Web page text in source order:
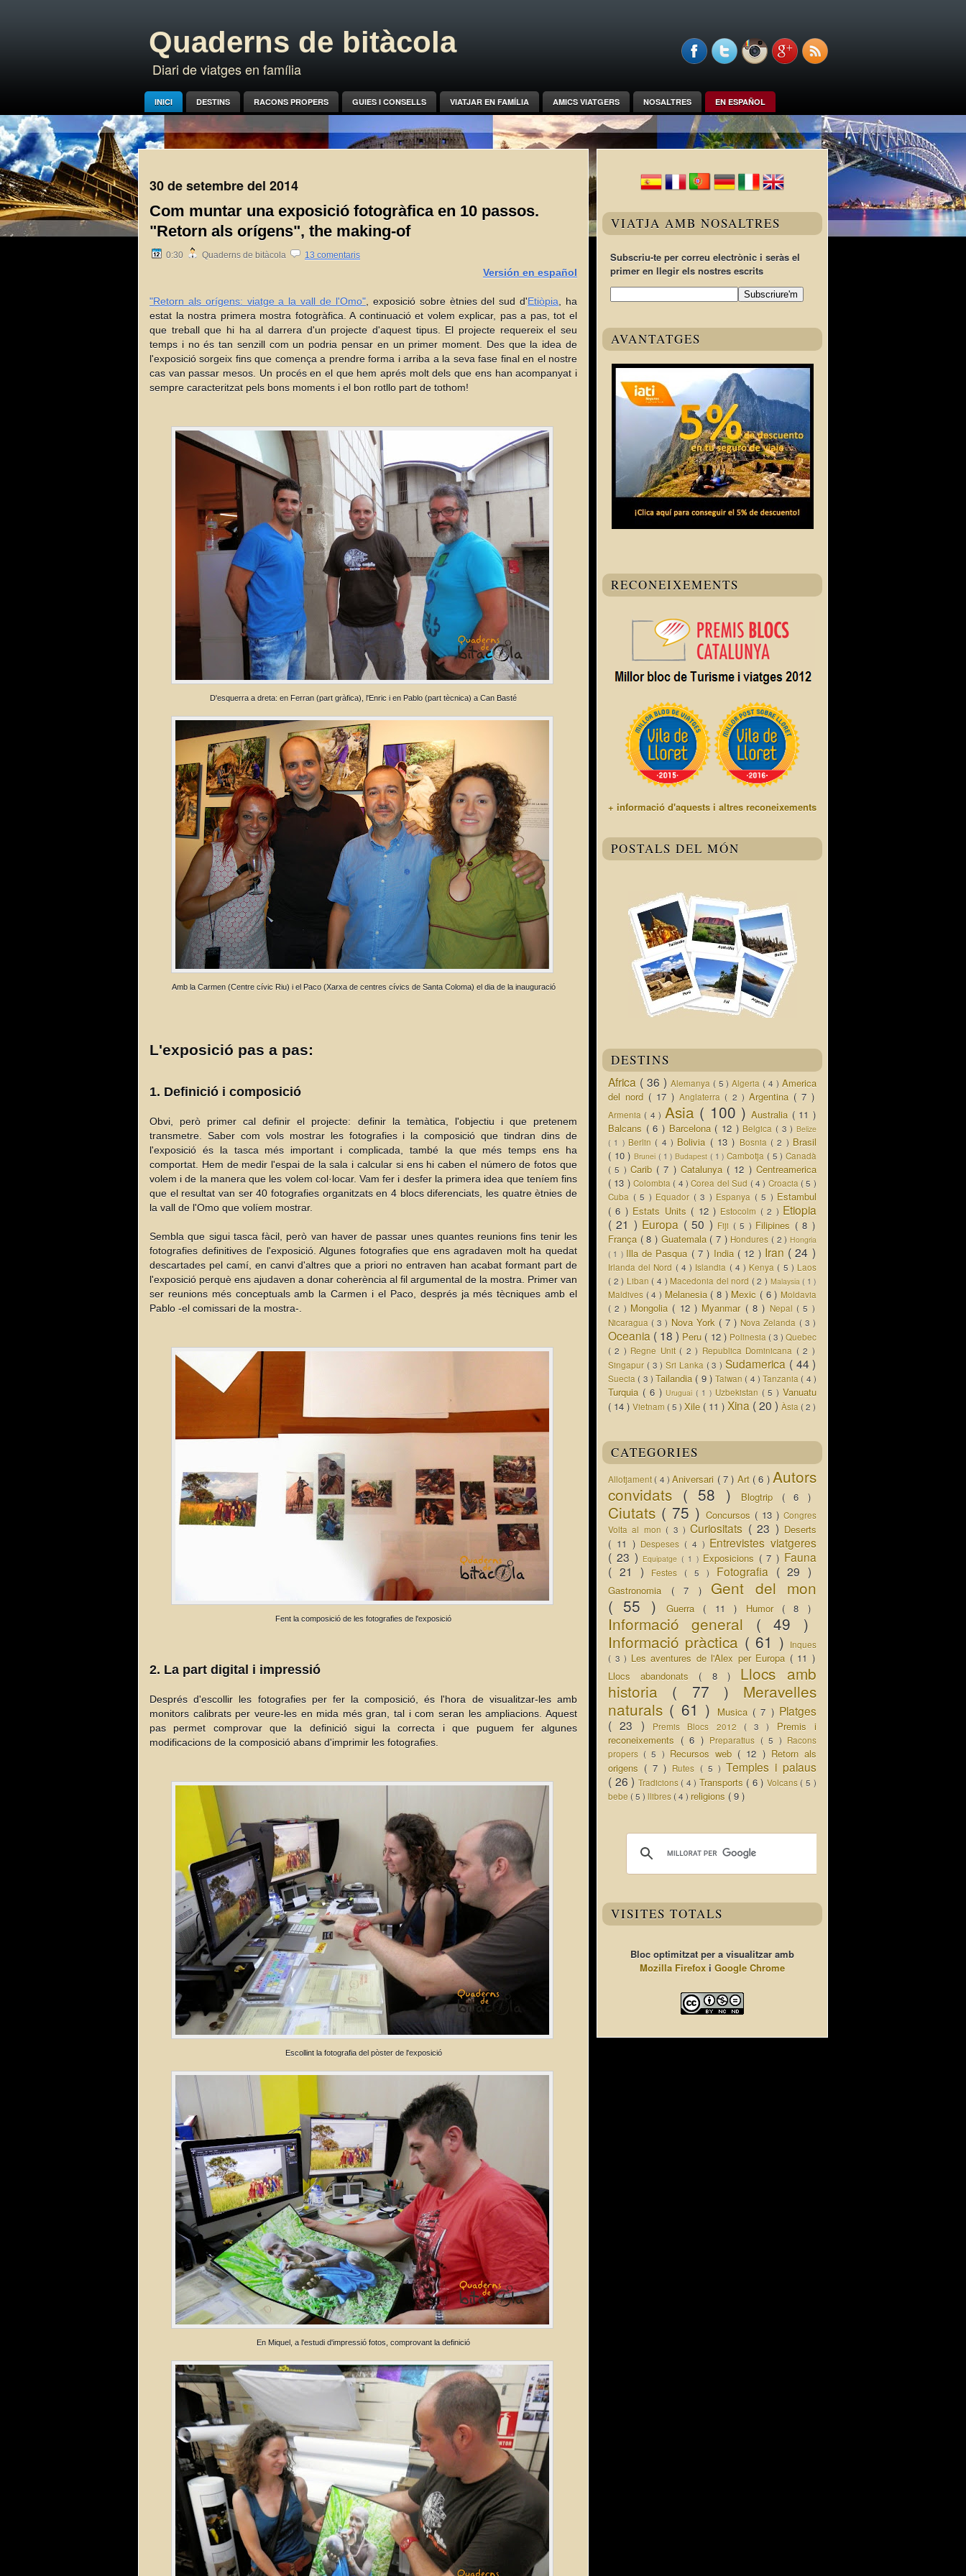
Quaderns de bitàcola
Diari de viatges en família
INICI DESTINS RACONS PROPERS GUIES I CONSELLS VIATJAR EN FAMÍLIA AMICS VIATGERS NOSALTRES EN ESPAÑOL
30 de setembre del 2014
Com muntar una exposició fotogràfica en 10 passos.
"Retorn als orígens", the making-of
0:30 Quaderns de bitàcola 13 comentaris
Versión en español
"Retorn als orígens: viatge a la vall de l'Omo", exposició sobre ètnies del sud d'Etiòpia , ha
estat la nostra primera mostra fotogràfica. A continuació et volem explicar, pas a pas, tot el
que treball que hi ha al darrera d'un projecte d'aquest tipus. El projecte requereix el seu
temps i no és tan senzill com un podria pensar en un primer moment. Des que la idea de
l'exposició sorgeix fins que comença a prendre forma i arriba a la seva fase final en el nostre
cas van passar mesos. Un procés en el que hem aprés molt dels que ens han acompanyat i
sempre caracteritzat pels bons moments i el bon rotllo part de tothom!
D'esquerra a dreta: en Ferran (part gràfica), l'Enric i en Pablo (part tècnica) a Can Basté
Amb la Carmen (Centre cívic Riu) i el Paco (Xarxa de centres cívics de Santa Coloma) el dia de la inauguració
L'exposició pas a pas:
1. Definició i composició
Obvi, però primer cal definir el projecte: definir la temàtica, l'objectiu i que pretenem
transmetre. Saber com vols mostrar les fotografies i la composició que tindran dins de
l'exposició és la tasca més important i complicada, també la que més temps ens ha
comportat. Hem de medir l'espai de la sala i calcular si ens hi caben el número de fotos que
volem i de la manera que les volem col·locar. Vam fer i desfer la primera idea que teníem fins
que el resultat van ser 40 fotografies organitzats en 4 blocs diferenciats, les quatre ètnies de
la vall de l'Omo que volíem mostrar.
Sembla que sigui tasca fàcil, però van haver de passar unes quantes reunions fins tenir les
fotografies definitives de l'exposició. Algunes fotografies que ens agradaven molt ha quedat
descartades pel camí, en canvi d'altres que a priori no entraven han acabat formant part de
l'exposició perquè ens ajudaven a donar coherència al fil argumental de la mostra. Primer van
ser reunions més conceptuals amb la Carmen i el Paco, després ja més tècniques amb el
Pablo -el comissari de la mostra-.
Fent la composició de les fotografies de l'exposició
2. La part digital i impressió
Després d'escollir les fotografies per fer la composició, és l'hora de visualitzar-les amb
monitors calibrats per veure-les en mida més gran, tal i com seran les ampliacions. Aquest
pas permet comprovar que la definició sigui la correcta i que puguem fer algunes
modificacions de la composició abans d'imprimir les fotografies.
Escollint la fotografia del pòster de l'exposició
En Miquel, a l'estudi d'impressió fotos, comprovant la definició
VIATJA AMB NOSALTRES
Subscriu-te per correu electrònic i seràs el
primer en llegir els nostres escrits
AVANTATGES
RECONEIXEMENTS
+ informació d'aquests i altres reconeixements
POSTALS DEL MÓN
DESTINS
Africa ( 36 ) Alemanya ( 5 )Algeria ( 4 )America
del nord ( 17 )Anglaterra ( 2 ) Argentina ( 7 )
Armenia ( 4 ) Asia ( 100 )Australia ( 11 )
Balcans ( 6 ) Barcelona ( 12 ) Belgica ( 3 )Belize
( 1 ) Berlin ( 4 ) Bolivia ( 13 ) Bosnia ( 2 ) Brasil
( 10 )Brunei ( 1 )Budapest ( 1 )Cambotja ( 5 )Canadà
( 5 ) Carib ( 7 ) Catalunya ( 12 )Centreamerica
( 13 )Colombia ( 4 )Corea del Sud ( 4 ) Croacia ( 5 )
Cuba ( 5 ) Equador ( 3 ) Espanya ( 5 ) Estambul
( 6 ) Estats Units ( 12 ) Estocolm ( 2 ) Etiopia
( 21 ) Europa ( 50 ) Fiji ( 5 ) Filipines ( 8 )
França ( 8 ) Guatemala ( 7 ) Hondures ( 2 ) Hongria
( 1 ) Illa de Pasqua ( 7 ) India ( 12 ) Iran ( 24 )
Irlanda del Nord ( 4 ) Islandia ( 4 ) Kenya ( 5 ) Laos
( 2 ) Liban ( 4 ) Macedonia del nord ( 2 ) Malaysia( 1 )
Maldives ( 4 ) Melanesia ( 8 ) Mexic ( 6 ) Moldavia
( 2 ) Mongolia ( 12 ) Myanmar ( 8 ) Nepal ( 5 )
Nicaragua ( 3 ) Nova York ( 7 ) Nova Zelanda ( 3 )
Oceania ( 18 ) Peru ( 12 ) Polinesia ( 3 )Quebec
( 2 ) Regne Unit ( 2 ) Republica Dominicana ( 2 )
Singapur ( 3 )Sri Lanka ( 3 ) Sudamerica ( 44 )
Suecia ( 3 ) Tailandia ( 9 ) Taiwan ( 4 ) Tanzania ( 4 )
Turquia ( 6 ) Uruguai( 1 ) Uzbekistan ( 5 )Vanuatu
( 14 ) Vietnam ( 5 ) Xile ( 11 ) Xina ( 20 ) Àsia ( 2 )
CATEGORIES
Allotjament ( 4 )Aniversari ( 7 ) Art ( 6 )Autors
convidats ( 58 ) Blogtrip ( 6 )
Ciutats ( 75 ) Concursos ( 13 ) Congres
Volta al mon ( 3 )Curiositats ( 23 ) Deserts
( 11 ) Despeses ( 4 ) Entrevistes viatgeres
( 23 ) Equipatge( 1 ) Exposicions ( 7 ) Fauna
( 21 )
Festes ( 5 ) Fotografia ( 29 )
Gastronomia ( 7 ) Gent del mon
( 55 )Guerra ( 11 ) Humor ( 8 )
Informació general ( 49 )
Informació pràctica ( 61 )
Inques
( 3 ) Les aventures de l'Alex per Europa ( 11 )
Llocs abandonats ( 8 ) Llocs amb
historia ( 77 ) Meravelles
naturals ( 61 ) Musica ( 7 ) Platges
( 23 )
Premis Blocs 2012 ( 3 ) Premis i
reconeixements ( 6 ) Preparatius ( 5 ) Racons
propers ( 5 ) Recursos web ( 12 ) Retorn als
origens ( 7 ) Rutes ( 5 ) Temples i palaus
( 26 ) Tradicions ( 4 ) Transports ( 6 ) Volcans ( 5 )
bebe ( 5 ) llibres ( 4 ) religions ( 9 )
VISITES TOTALS
Bloc optimitzat per a visualitzar amb
Mozilla Firefox i Google Chrome